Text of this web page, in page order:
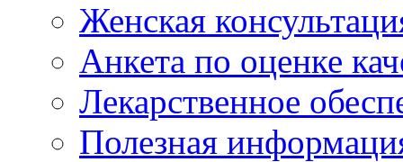
Женская
Анкета по оценке
Лекарственное
Полезная